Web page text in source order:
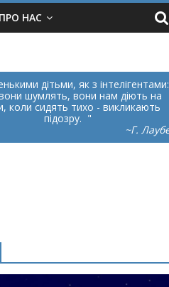
ПРО НАС
дітьми, як з інтелігентами:
шумлять, вони нам діють на
коли сидять тихо - викликають
підозру.
~Г.